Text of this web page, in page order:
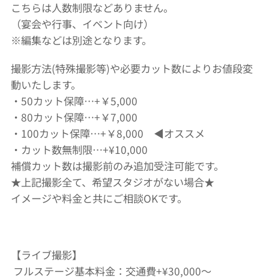
こちらは人数制限などありません。
（宴会や行事、イベント向け）
※編集などは別途となります。
撮影方法(特殊撮影等)や必要カット数によりお値段変
動いたします。
・50カット保障…+￥5,000
・80カット保障…+￥7,000
・100カット保障…+￥8,000 ◀︎オススメ
・カット数無制限…+¥10,000
補償カット数は撮影前のみ追加受注可能です。
★上記撮影全て、希望スタジオがない場合★
イメージや料金と共にご相談OKです。
【ライブ撮影】
フルステージ基本料金：交通費+¥30,000〜